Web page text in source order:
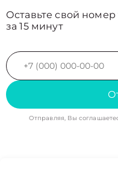
Оставьте свой
за 15 минут
Отправляя, Вы